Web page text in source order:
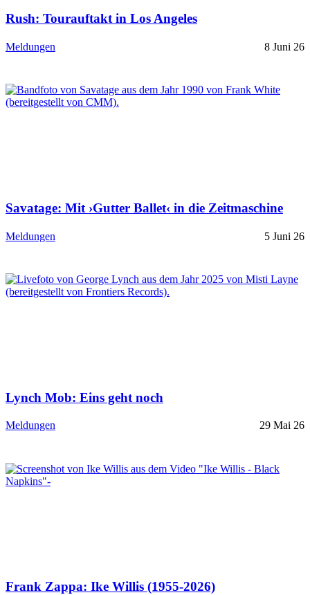
Rush: Tourauftakt in Los Angeles
Meldungen 8 Juni 26
Savatage: Mit ›Gutter Ballet‹ in die Zeitmaschine
Meldungen 5 Juni 26
Lynch Mob: Eins geht noch
Meldungen 29 Mai 26
Frank Zappa: Ike Willis (1955-2026)